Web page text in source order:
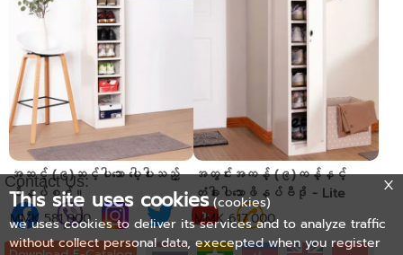
အဆင့် (၉)ဆင့်ပါသော ပေါ့ပါးသည့်
ဖိနပ်စင်။
MMK 581,000
အတွင်းအကန့် (၉)ကန့်နှင့်
တံခါးပါသောဖိနပ်ဗီဒို - Lite
MMK 617,000
Contact Us:
This site uses cookies (cookies)
we uses cookies to deliver its services and to analyze traffic
without collect personal data, execepted when you register